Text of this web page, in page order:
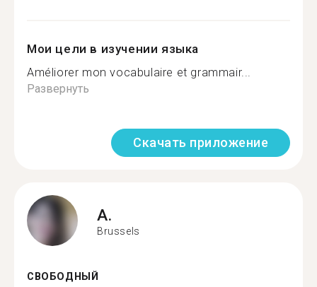
Мои цели в изучении языка
Améliorer mon vocabulaire et grammair...
Развернуть
Скачать приложение
A.
Brussels
СВОБОДНЫЙ